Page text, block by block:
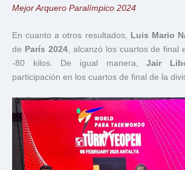
Mejor Arquero Paralímpico 2024
En cuanto a otros resultados, Luis Mario
de París 2024, alcanzó los cuartos de final
-80 kilos. De igual manera,Jair
participación en los cuartos de final de la